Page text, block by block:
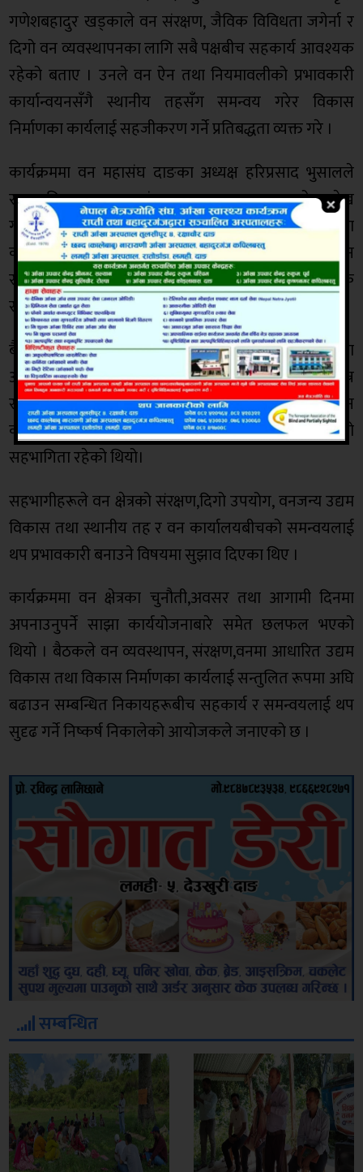
गणेशबहादुर खड्काले वन संरक्षण, जैविक विविधता जगेर्ना र
दिगो वन व्यवस्थापनका लागि सबै पक्षबीच सहकार्य आवश्यक
रहेको बताए । उनले वन ऐन तथा नियमावलीको प्रभावकारी
कार्यान्वयनसँगै स्थानीय तहसँग समन्वय गरेर विकास
निर्माणका कार्यलाई सहजीकरण गर्ने प्रतिबद्धता व्यक्त गरे ।
कार्यक्रममा वन महासंघ दाङका अध्यक्ष हरिप्रसाद भुसालले
सामुदायिक वनहरू वन संरक्षणका सफल नमुना भएको उल्लेख
गर्दै सामुदायिक वनमार्फत आयमूलक तथा उद्यमशीलता
कार्यक्रम विस्तार गर्नुपर्ने आवश्यकता औँल्याए । उनले वन
संरक्षणका उपलब्धिलाई स्थानीय समुदायको आर्थिक
समृद्धिसँग जोड्नुपर्ने धारणा राखे ।
बैठकमा राप्ती गाउँपालिकाका विभिन्न वडाका वडा
अध्यक्षहरू,इलाका प्रहरी कार्यालय भालुबाङका प्रमुख,विभिन्न
सामुदायिक वन उपभोक्ता समितिका अध्यक्षहरू,वन
कार्यालयका कर्मचारी तथा अन्य सरोकारवालाहरूको
सहभागिता रहेको थियो।
सहभागीहरूले वन क्षेत्रको संरक्षण,दिगो उपयोग, वनजन्य उद्यम
विकास तथा स्थानीय तह र वन कार्यालयबीचको समन्वयलाई
थप प्रभावकारी बनाउने विषयमा सुझाव दिएका थिए ।
कार्यक्रममा वन क्षेत्रका चुनौती,अवसर तथा आगामी दिनमा
अपनाउनुपर्ने साझा कार्ययोजनाबारे समेत छलफल भएको
थियो । बैठकले वन व्यवस्थापन, संरक्षण,वनमा आधारित उद्यम
विकास तथा विकास निर्माणका कार्यलाई सन्तुलित रूपमा अघि
बढाउन सम्बन्धित निकायहरूबीच सहकार्य र समन्वयलाई थप
सुदृढ गर्ने निष्कर्ष निकालेको आयोजकले जनाएको छ ।
सम्बन्धित